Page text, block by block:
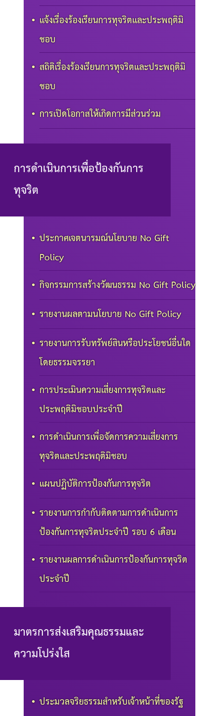
แจ้งเรื่องร้องเรียนการทุจริตและประพฤติมิ
ชอบ
สถิติเรื่องร้องเรียนการทุจริตและประพฤติมิ
ชอบ
การเปิดโอกาสให้เกิดการมีส่วนร่วม
การดำเนินการเพื่อป้องกันการ
ทุจริต
ประกาศเจตนารมณ์นโยบาย No Gift
Policy
กิจกรรมการสร้างวัฒนธรรม No Gift Policy
รายงานผลตามนโยบาย No Gift Policy
รายงานการรับทรัพย์สินหรือประโยชน์อื่นใด
โดยธรรมจรรยา
การประเมินความเสี่ยงการทุจริตและ
ประพฤติมิชอบประจำปี
การดำเนินการเพื่อจัดการความเสี่ยงการ
ทุจริตและประพฤติมิชอบ
แผนปฏิบัติการป้องกันการทุจริต
รายงานการกำกับติดตามการดำเนินการ
ป้องกันการทุจริตประจำปี รอบ 6 เดือน
รายงานผลการดำเนินการป้องกันการทุจริต
ประจำปี
มาตรการส่งเสริมคุณธรรมและ
ความโปร่งใส
ประมวลจริยธรรมสำหรับเจ้าหน้าที่ของรัฐ